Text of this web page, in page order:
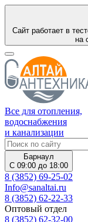
Сайт работает в
на
Все для отопления,
водоснабжения
и канализации
Барнаул
С 09:00 до 18:00
8 (3852) 69-25-02
Info@sanaltai.ru
8 (3852) 62-22-33
Оптовый отдел
8 (3852) 62-32-00